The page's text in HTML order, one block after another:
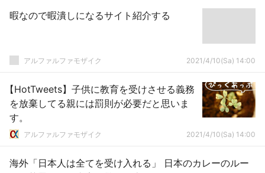
暇なので暇潰しになるサイト紹介する
アルファルファモザイク 2021/4/10(Sa) 14:00
【HotTweets】子供に教育を受けさせる義務
を放棄してる親には罰則が必要だと思いま
す。
アルファルファモザイク 2021/4/10(Sa) 14:00
海外「日本人は全てを受け入れる」 日本のカレーのルー